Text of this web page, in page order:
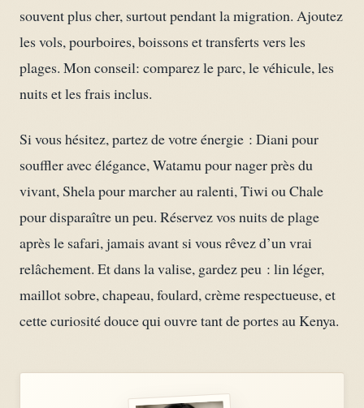
souvent plus cher, surtout pendant la migration. Ajoutez
les vols, pourboires, boissons et transferts vers les
plages. Mon conseil: comparez le parc, le véhicule, les
nuits et les frais inclus.
Si vous hésitez, partez de votre énergie : Diani pour
souffler avec élégance, Watamu pour nager près du
vivant, Shela pour marcher au ralenti, Tiwi ou Chale
pour disparaître un peu. Réservez vos nuits de plage
après le safari, jamais avant si vous rêvez d’un vrai
relâchement. Et dans la valise, gardez peu : lin léger,
maillot sobre, chapeau, foulard, crème respectueuse, et
cette curiosité douce qui ouvre tant de portes au Kenya.